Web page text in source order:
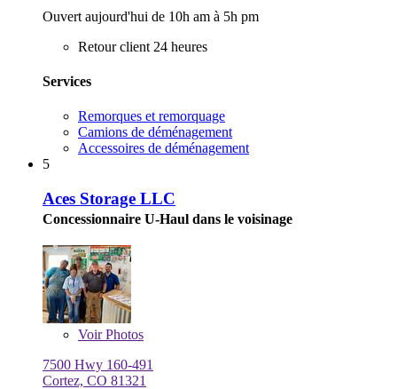
Ouvert aujourd'hui de 10h am à 5h pm
Retour client 24 heures
Services
Remorques et remorquage
Camions de déménagement
Accessoires de déménagement
5
Aces Storage LLC
Concessionnaire U-Haul dans le voisinage
VoirPhotos
7500 Hwy 160-491
Cortez, CO 81321